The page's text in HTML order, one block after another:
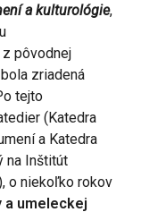
a kulturológie,
pôvodnej
zriadená
tejto
(Katedra
a Katedra
na Inštitút
o niekoľko rokov
umeleckej